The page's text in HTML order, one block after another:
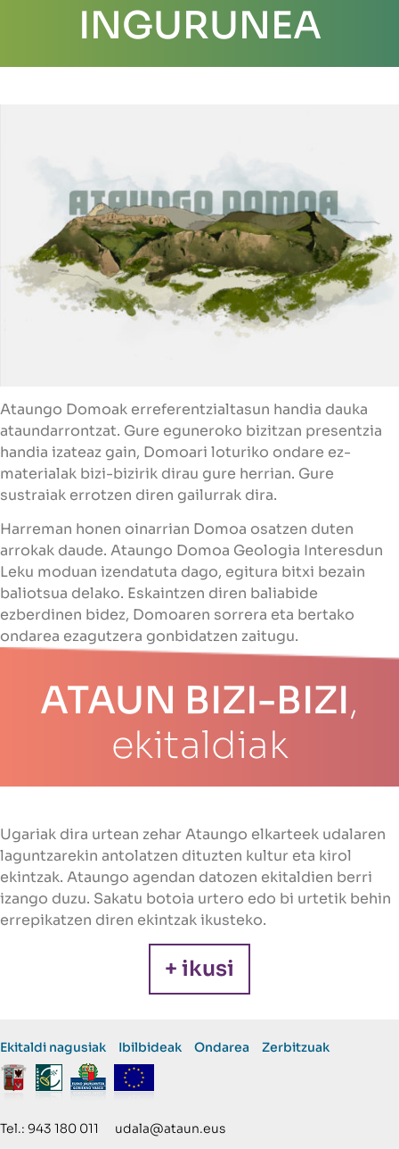
INGURUNEA
Ataungo Domoak erreferentzialtasun handia dauka
ataundarrontzat. Gure eguneroko bizitzan presentzia
handia izateaz gain, Domoari loturiko ondare ez-
materialak bizi-bizirik dirau gure herrian. Gure
sustraiak errotzen diren gailurrak dira.
Harreman honen oinarrian Domoa osatzen duten
arrokak daude. Ataungo Domoa Geologia Interesdun
Leku moduan izendatuta dago, egitura bitxi bezain
baliotsua delako. Eskaintzen diren baliabide
ezberdinen bidez, Domoaren sorrera eta bertako
ondarea ezagutzera gonbidatzen zaitugu.
ATAUN BIZI-BIZI,
ekitaldiak
Ugariak dira urtean zehar Ataungo elkarteek udalaren
laguntzarekin antolatzen dituzten kultur eta kirol
ekintzak. Ataungo agendan datozen ekitaldien berri
izango duzu. Sakatu botoia urtero edo bi urtetik behin
errepikatzen diren ekintzak ikusteko.
+ ikusi
Ekitaldi nagusiak Ibilbideak Ondarea Zerbitzuak
Tel.: 943 180 011 udala@ataun.eus